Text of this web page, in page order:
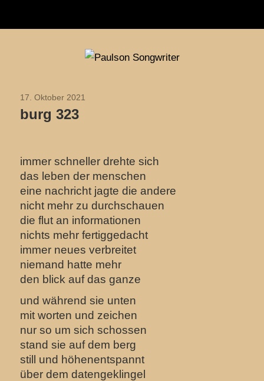
Paulson
17. Oktober 2021
burg 323
immer schneller drehte sich
das leben der menschen
eine nachricht jagte die andere
nicht mehr zu durchschauen
die flut an informationen
nichts mehr fertiggedacht
immer neues verbreitet
niemand hatte mehr
den blick auf das ganze
und während sie unten
mit worten und zeichen
nur so um sich schossen
stand sie auf dem berg
still und höhenentspannt
über dem datengeklingel